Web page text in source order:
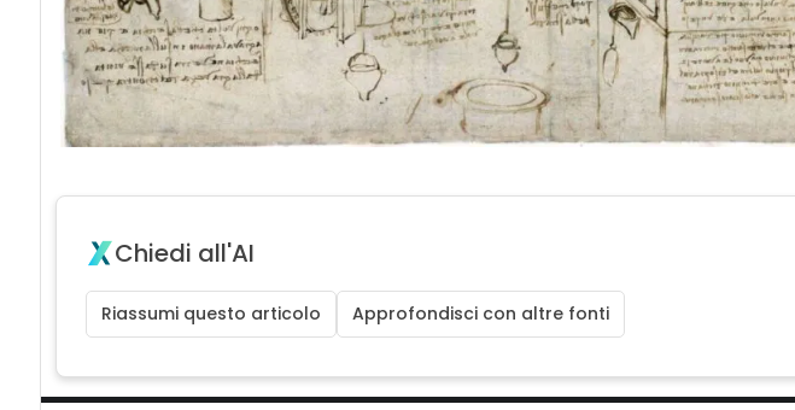
Chiedi all'AI
Riassumi questo articolo Approfondisci con altre fonti